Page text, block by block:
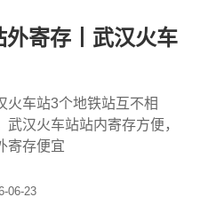
寄存丨武汉火车
火车站3个地铁站互不相
武汉火车站站内寄存方便，
寄存便宜
06-23